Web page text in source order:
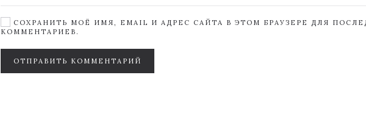
СОХРАНИТЬ МОЁ ИМЯ, EMAIL И АДРЕС САЙТА В ЭТОМ БРАУЗЕРЕ ДЛЯ
КОММЕНТАРИЕВ.
ОТПРАВИТЬ КОММЕНТАРИЙ